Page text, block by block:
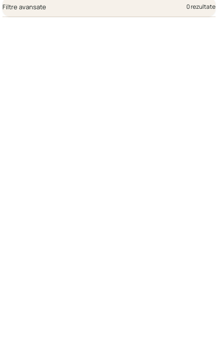
Filtre avansate 0 rezultate